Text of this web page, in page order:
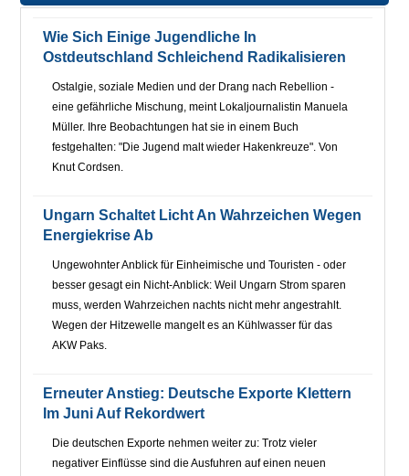
Wie Sich Einige Jugendliche In
Ostdeutschland Schleichend Radikalisieren
Ostalgie, soziale Medien und der Drang nach Rebellion -
eine gefährliche Mischung, meint Lokaljournalistin Manuela
Müller. Ihre Beobachtungen hat sie in einem Buch
festgehalten: "Die Jugend malt wieder Hakenkreuze". Von
Knut Cordsen.
Ungarn Schaltet Licht An Wahrzeichen Wegen
Energiekrise Ab
Ungewohnter Anblick für Einheimische und Touristen - oder
besser gesagt ein Nicht-Anblick: Weil Ungarn Strom sparen
muss, werden Wahrzeichen nachts nicht mehr angestrahlt.
Wegen der Hitzewelle mangelt es an Kühlwasser für das
AKW Paks.
Erneuter Anstieg: Deutsche Exporte Klettern
Im Juni Auf Rekordwert
Die deutschen Exporte nehmen weiter zu: Trotz vieler
negativer Einflüsse sind die Ausfuhren auf einen neuen